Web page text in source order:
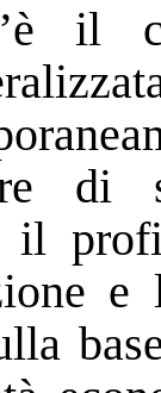
il
di
il
e